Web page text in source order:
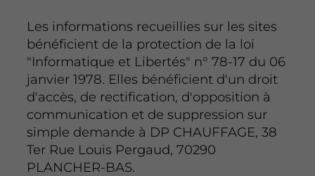
Les informations recueillies sur les sites
bénéficient de la protection de la loi
"Informatique et Libertés" n° 78-17 du 06
janvier 1978. Elles bénéficient d'un droit
d'accès, de rectification, d'opposition à
communication et de suppression sur
simple demande à DP CHAUFFAGE, 38
Ter Rue Louis Pergaud, 70290
PLANCHER-BAS.